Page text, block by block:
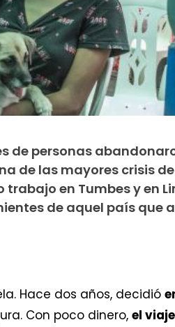
de personas
de las mayores crisis de
en Tumbes y en
de aquel país que
Hace dos años, decidió
Con poco dinero, el